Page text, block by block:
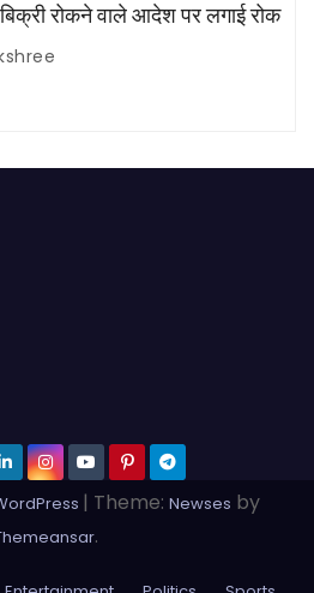
रोकने वाले आदेश पर लगाई रोक
| Theme: Newses by
.